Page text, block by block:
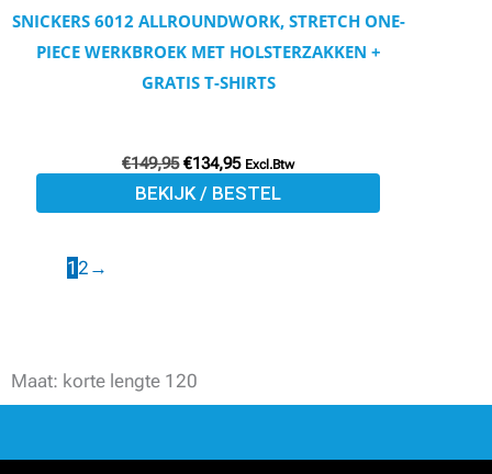
SNICKERS 6012 ALLROUNDWORK, STRETCH ONE-
PIECE WERKBROEK MET HOLSTERZAKKEN +
GRATIS T-SHIRTS
€149,95 €134,95 Excl.Btw
BEKIJK / BESTEL
Deze
optie
kan
op
de
1 2 →
Maat: korte lengte 120